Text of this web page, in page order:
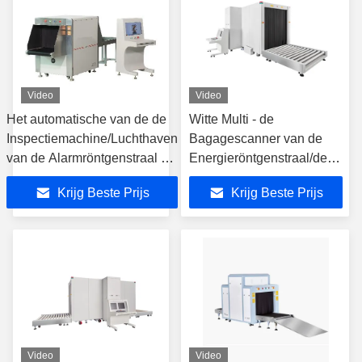
Video
Het automatische van de de
Inspectiemachine/Luchthaven
van de Alarmröntgenstraal de
Machinesveiligheid van de
Bagageröntgenstraal
Controleren
Krijg Beste Prijs
Video
Witte Multi - de
Bagagescanner van de
Energieröntgenstraal/de
Machine van de
Ladingsröntgenstraal
Krijg Beste Prijs
Video Video